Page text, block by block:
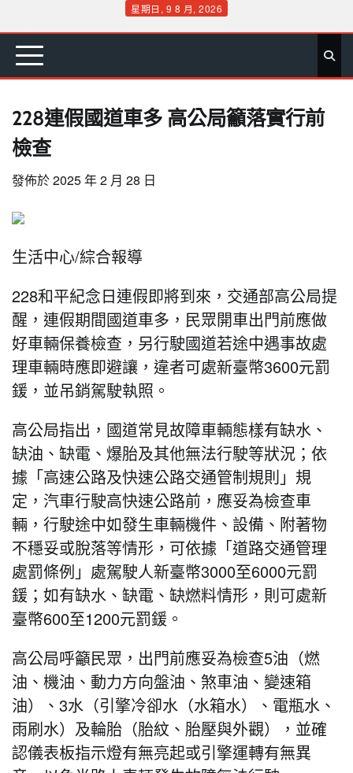
content
星期日, 9 8 月, 2026
首 要 娛 生 社 文 公 運 旅 政 地 專
228連假國道車多 高公局籲落實行前
檢查
發佈於2025 年 2 月 28 日
生活中心/綜合報導
228和平紀念日連假即將到來，交通部高公局提
醒，連假期間國道車多，民眾開車出門前應做
好車輛保養檢查，另行駛國道若途中遇事故處
理車輛時應即避讓，違者可處新臺幣3600元罰
鍰，並吊銷駕駛執照。
高公局指出，國道常見故障車輛態樣有缺水、
缺油、缺電、爆胎及其他無法行駛等狀況；依
據「高速公路及快速公路交通管制規則」規
定，汽車行駛高快速公路前，應妥為檢查車
輛，行駛途中如發生車輛機件、設備、附著物
不穩妥或脫落等情形，可依據「道路交通管理
處罰條例」處駕駛人新臺幣3000至6000元罰
鍰；如有缺水、缺電、缺燃料情形，則可處新
臺幣600至1200元罰鍰。
高公局呼籲民眾，出門前應妥為檢查5油（燃
油、機油、動力方向盤油、煞車油、變速箱
油）、3水（引擎冷卻水（水箱水）、電瓶水、
雨刷水）及輪胎（胎紋、胎壓與外觀），並確
認儀表板指示燈有無亮起或引擎運轉有無異